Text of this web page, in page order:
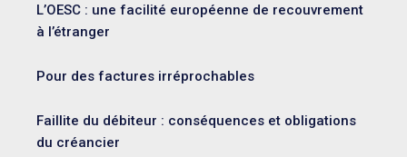
L’OESC : une facilité européenne de recouvrement
à l’étranger
Pour des factures irréprochables
Faillite du débiteur : conséquences et obligations
du créancier